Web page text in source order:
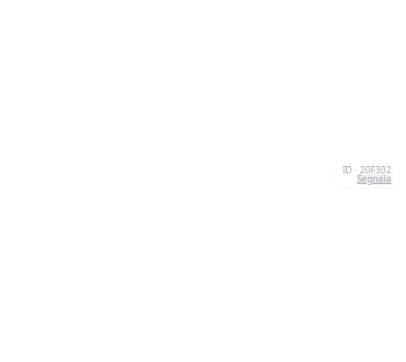
ID · 20F302
Segnala